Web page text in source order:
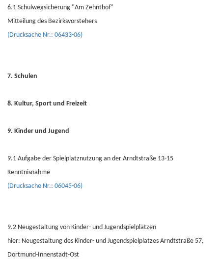
6.1 Schulwegsicherung "Am Zehnthof"
Mitteilung des Bezirksvorstehers
(Drucksache Nr.: 06433-06)
7. Schulen
8. Kultur, Sport und Freizeit
9. Kinder und Jugend
9.1 Aufgabe der Spielplatznutzung an der Arndtstraße 13-15
Kenntnisnahme
(Drucksache Nr.: 06045-06)
9.2 Neugestaltung von Kinder- und Jugendspielplätzen
hier: Neugestaltung des Kinder- und Jugendspielplatzes Arndtstraße 57,
Dortmund-Innenstadt-Ost